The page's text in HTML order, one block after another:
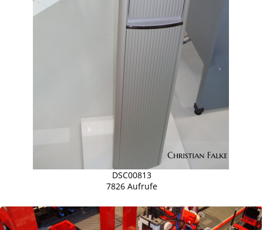
DSC00813
7826 Aufrufe